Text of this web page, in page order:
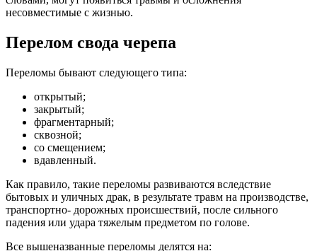
несовместимые с жизнью.
Перелом свода черепа
Переломы бывают следующего типа:
открытый;
закрытый;
фрагментарный;
сквозной;
со смещением;
вдавленный.
Как правило, такие переломы развиваются вследствие
бытовых и уличных драк, в результате травм на производстве,
транспортно- дорожных происшествий, после сильного
падения или удара тяжелым предметом по голове.
Все вышеназванные переломы делятся на: